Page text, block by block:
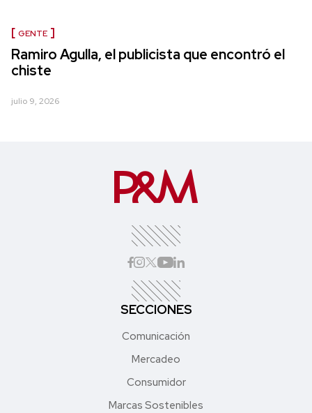
GENTE
Ramiro Agulla, el publicista que encontró el
chiste
julio 9, 2026
SECCIONES
Comunicación
Mercadeo
Consumidor
Marcas Sostenibles